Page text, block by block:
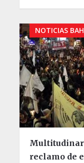
NOTICIAS
reclamo de